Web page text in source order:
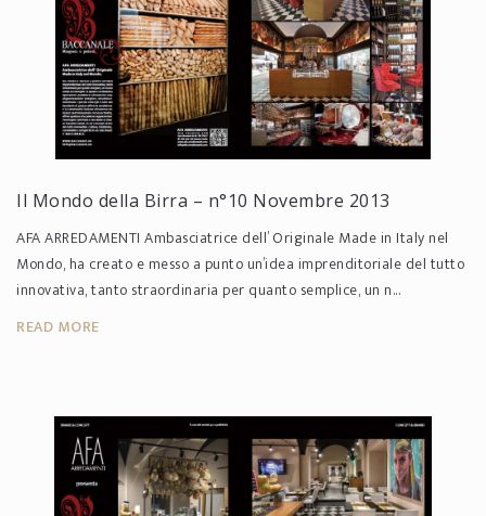
Il Mondo della Birra – n°10 Novembre 2013
AFA ARREDAMENTI Ambasciatrice dell’ Originale Made in Italy nel
Mondo, ha creato e messo a punto un’idea imprenditoriale del tutto
innovativa, tanto straordinaria per quanto semplice, un n...
READ MORE